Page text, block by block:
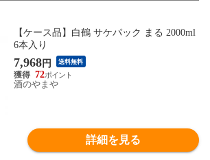
【ケース品】白鶴 サケパック まる 2000ml
6本入り
7,968円 送料無料
72
酒のやまや
詳細を見る